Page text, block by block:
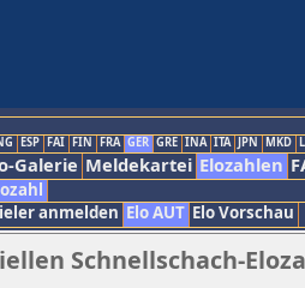
ESP FAI FIN FRA GER GRE INA ITA JPN MKD
Galerie Meldekartei Elozahlen
anmelden Elo AUT Elo Vorschau
Schnellschach-